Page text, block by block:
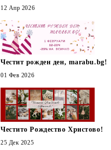
12 Апр 2026
Честит рожден ден, marabu.bg!
01 Фев 2026
Честито Рождество Христово!
25 Дек 2025